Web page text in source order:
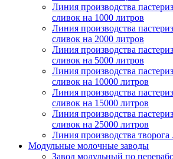
Линия производства
сливок на 1000 литров
Линия производства
сливок на 2000 литров
Линия производства
сливок на 5000 литров
Линия производства
сливок на 10000 литров
Линия производства
сливок на 15000 литров
Линия производства
сливок на 25000 литров
Линия производства
Модульные молочные заводы
Завод модульный по